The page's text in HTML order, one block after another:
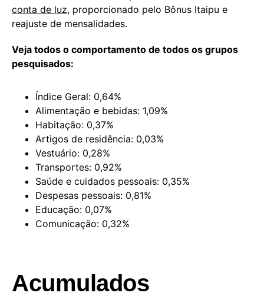
conta de luz, proporcionado pelo Bônus Itaipu e
reajuste de mensalidades.
Veja todos o comportamento de todos os grupos
pesquisados:
Índice Geral: 0,64%
Alimentação e bebidas: 1,09%
Habitação: 0,37%
Artigos de residência: 0,03%
Vestuário: 0,28%
Transportes: 0,92%
Saúde e cuidados pessoais: 0,35%
Despesas pessoais: 0,81%
Educação: 0,07%
Comunicação: 0,32%
Acumulados